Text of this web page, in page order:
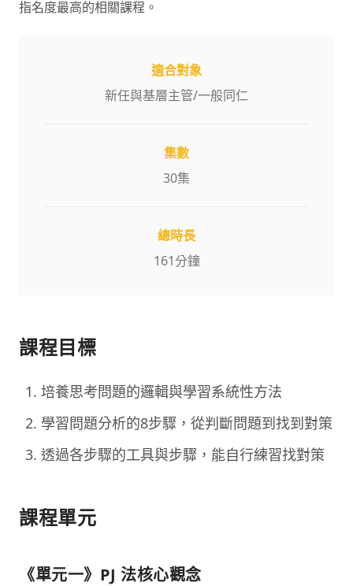
指名度最高的相關課程。
適合對象
新任與基層主管/一般同仁
集數
30集
總時長
161分鐘
課程目標
培養思考問題的邏輯與學習系統性方法
學習問題分析的8步驟，從判斷問題到找到對策
透過各步驟的工具與步驟，能自行練習找對策
課程單元
《單元一》PJ 法核心觀念